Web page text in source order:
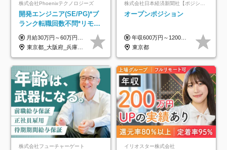
株式会社Phoenixテクノロジーズ
開発エンジニア(SE/PG)*ブ
ランク転職回数不問*リモー
ト案件多数*残業ほぼ0*通院
のための半休制度あり
月給30万円～60万円+住宅手当+職能手当+役職手当+決算賞与+報奨金 ※経験・能力を考慮し、優遇します ※給与には20時間分のみなし時間外手当(3万7000円以上)を含みます(超過時間分は別途追加支給) ※試用期間3～6ヵ月あり(その間の給与、待遇に差異なし) ※場合によって契約社員での採用の可能性あり(面接時に応相談)
東京都_大阪府_兵庫県_京都府_福岡県
株式会社日本経済新聞社【ポジションマッチ登録】
オープンポジション
年収600万円～1200万円 ※上記年収は、想定年収です。住居費補助、子手当などの各種手当を含む金額です。 ※経験・能力等を考慮の上、当社規定により決定します。
東京都
株式会社フューチャーゲート イリオスター株式会社